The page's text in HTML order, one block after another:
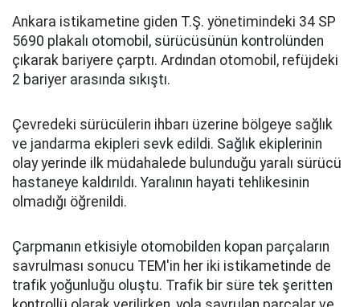
Ankara istikametine giden T.Ş. yönetimindeki 34 SP
5690 plakalı otomobil, sürücüsünün kontrolünden
çıkarak bariyere çarptı. Ardından otomobil, refüjdeki
2 bariyer arasında sıkıştı.
Çevredeki sürücülerin ihbarı üzerine bölgeye sağlık
ve jandarma ekipleri sevk edildi. Sağlık ekiplerinin
olay yerinde ilk müdahalede bulunduğu yaralı sürücü
hastaneye kaldırıldı. Yaralının hayati tehlikesinin
olmadığı öğrenildi.
Çarpmanın etkisiyle otomobilden kopan parçaların
savrulması sonucu TEM'in her iki istikametinde de
trafik yoğunluğu oluştu. Trafik bir süre tek şeritten